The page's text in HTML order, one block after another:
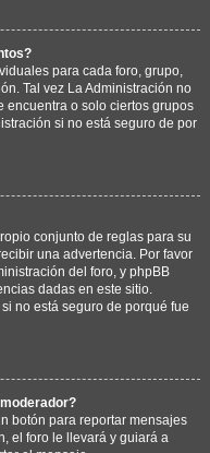
para cada foro, grupo,
Tal vez La Administración no
encuentra o solo ciertos grupos
si no está seguro de por
conjunto de reglas para su
una advertencia. Por favor
del foro, y phpBB
dadas en este sitio.
no está seguro de porqué fue
botón para reportar mensajes
el foro le llevará y guiará a